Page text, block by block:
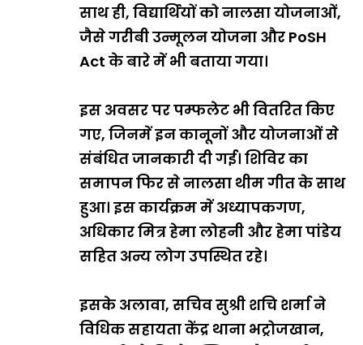
साथ ही, विद्यार्थियों को नालसा योजनाओं,
जैसे गरीबी उन्मूलन योजना और PoSH
Act के बारे में भी बताया गया।
इस अवसर पर पम्फलेट भी वितरित किए
गए, जिनमें इन कानूनों और योजनाओं से
संबंधित जानकारी दी गई। शिविर का
समापन फिर से नालसा थीम गीत के साथ
हुआ। इस कार्यक्रम में अध्यापकगण,
अधिकार मित्र हेमा लोहनी और हेमा पांडेय
सहित अन्य लोग उपस्थित रहे।
इसके अलावा, सचिव सुश्री शचि शर्मा ने
विधिक सहायता केंद्र थाना भट्रोजखान,